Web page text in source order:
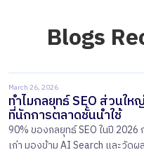
Blogs
March 26, 2026
ทำไมกลยุทธ์ SEO ส่วนใ
ที่นักการตลาดชั้นนำใช้
90% ของกลยุทธ์ SEO ในปี
เก่า มองข้าม AI Search และวั